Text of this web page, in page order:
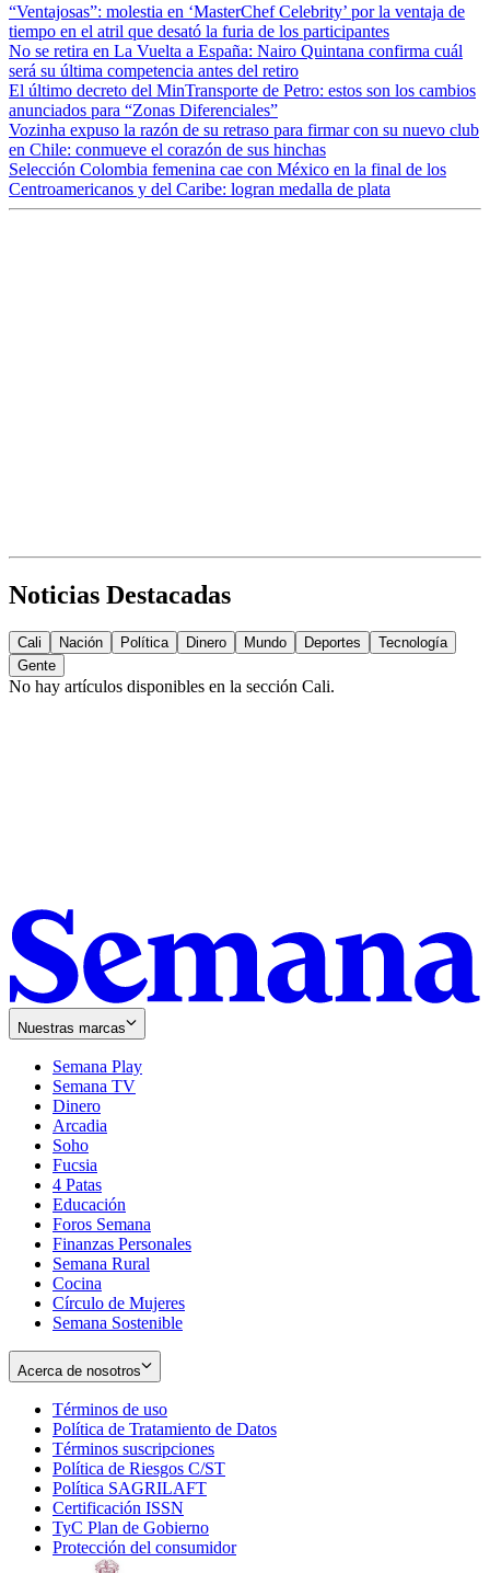
“Ventajosas”: molestia en ‘MasterChef Celebrity’ por la ventaja de
tiempo en el atril que desató la furia de los participantes
No se retira en La Vuelta a España: Nairo Quintana confirma cuál
será su última competencia antes del retiro
El último decreto del MinTransporte de Petro: estos son los cambios
anunciados para “Zonas Diferenciales”
Vozinha expuso la razón de su retraso para firmar con su nuevo club
en Chile: conmueve el corazón de sus hinchas
Selección Colombia femenina cae con México en la final de los
Centroamericanos y del Caribe: logran medalla de plata
Noticias Destacadas
Cali Nación Política Dinero Mundo Deportes
Tecnología
Gente
No hay artículos disponibles en la sección Cali.
Nuestras marcas
Semana Play
Semana TV
Dinero
Arcadia
Soho
in
new
window
Fucsia
in
new
window
4 Patas
Educación
Foros Semana
Finanzas Personales
Semana Rural
Cocina
Círculo de Mujeres
Semana Sostenible
Acerca de nosotros
Términos de uso
in
new
window
Política de Tratamiento de Datos
Términos suscripciones
in
Política de Riesgos C/ST
Política SAGRILAFT
new
window
Certificación ISSN
in
new
TyC Plan de Gobierno
in
Protección del consumidorOpens